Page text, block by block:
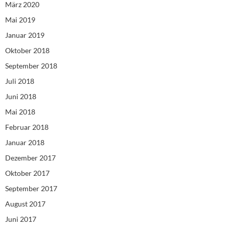
März 2020
Mai 2019
Januar 2019
Oktober 2018
September 2018
Juli 2018
Juni 2018
Mai 2018
Februar 2018
Januar 2018
Dezember 2017
Oktober 2017
September 2017
August 2017
Juni 2017